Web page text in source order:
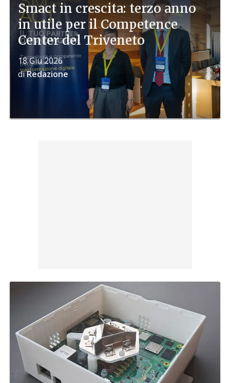
Smact in crescita: terzo anno
in utile per il Competence
Center del Triveneto
18 Giu 2026
diRedazione